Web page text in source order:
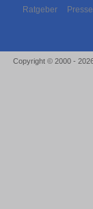
Ratgeber Presse
Copyright © 2000 -